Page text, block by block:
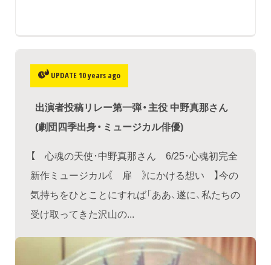
UPDATE 10 years ago
出演者投稿リレー第一弾・主役 中野真那さん
(劇団四季出身・ミュージカル俳優)
【 心魂の天使･中野真那さん 6/25･心魂初完全
新作ミュージカル《 扉 》にかける想い 】今の
気持ちをひとことにすれば「ああ、遂に、私たちの
受け取ってきた沢山の...